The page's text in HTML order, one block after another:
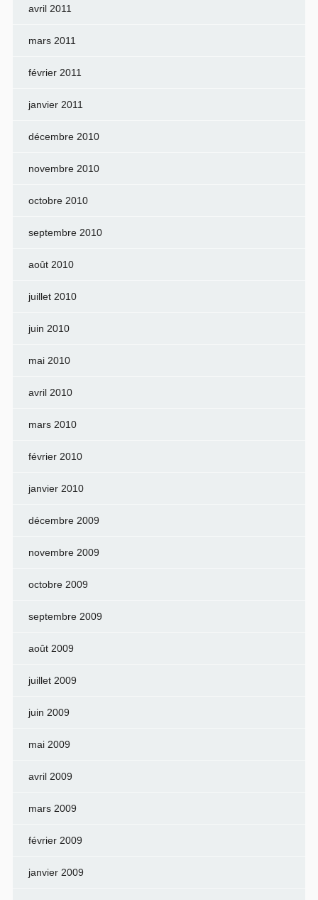
avril 2011
mars 2011
février 2011
janvier 2011
décembre 2010
novembre 2010
octobre 2010
septembre 2010
août 2010
juillet 2010
juin 2010
mai 2010
avril 2010
mars 2010
février 2010
janvier 2010
décembre 2009
novembre 2009
octobre 2009
septembre 2009
août 2009
juillet 2009
juin 2009
mai 2009
avril 2009
mars 2009
février 2009
janvier 2009